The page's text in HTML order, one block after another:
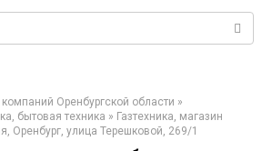
Оренбургской области »
бытовая техника » Газтехника, магазин
Оренбург, улица Терешковой, 269/1